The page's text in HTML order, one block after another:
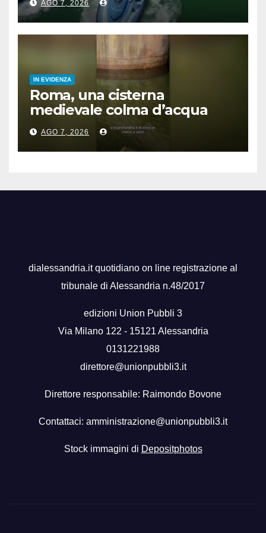
AGO 7, 2026
IN EVIDENZA
Roma, una cisterna
medievale colma d’acqua
sotto palazzo San Macuto
AGO 7, 2026
dialessandria.it quotidiano on line registrazione al
tribunale di Alessandria n.48/2017
edizioni Union Pubbli 3
Via Milano 122 - 15121 Alessandria
0131221988
direttore@unionpubbli3.it
Direttore responsabile: Raimondo Bovone
Contattaci: amministrazione@unionpubbli3.it
Stock immagini di Depositphotos